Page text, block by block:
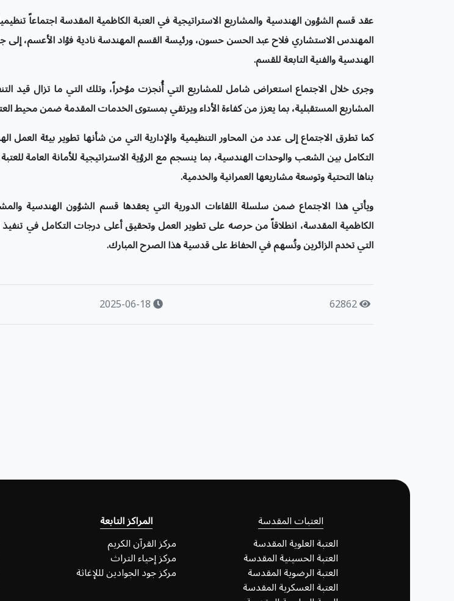
عقد قسم الشؤون الهندسية والمشاريع الاستراتيجية في العتبة الكاظمية المقدسة اجتماعاً
المهندس الاستشاري فلاح عبد الحسن حسون، ورئيسة القسم المهندسة نادية فؤاد الأعسم،
الهندسية والفنية التابعة للقسم.
وجرى خلال الاجتماع استعراض شامل للمشاريع التي أُنجزت مؤخراً، وتلك التي ما تزال قيد
المشاريع المستقبلية، بما يعزز من كفاءة الأداء ويرتقي بمستوى الخدمات المقدمة ضمن محيط
كما تطرق الاجتماع إلى عدد من المحاور التنظيمية والإدارية التي من شأنها تطوير بيئة
التكامل بين الشعب والوحدات الهندسية، بما ينسجم مع الرؤية الاستراتيجية للأمانة العامة
بناها التحتية وتوسعة مشاريعها العمرانية والخدمية.
ويأتي هذا الاجتماع ضمن سلسلة اللقاءات الدورية التي يعقدها قسم الشؤون الهندسية
الكاظمية المقدسة، انطلاقاً من حرصه على تطوير العمل وتحقيق أعلى درجات التكامل في تنفيذ
التي تخدم الزائرين وتُسهم في الحفاظ على قدسية هذا الصرح المبارك.
62862
2025-06-18
العتبات المقدسة
العتبة العلوية المقدسة
العتبة الحسينية المقدسة
العتبة الرضوية المقدسة
العتبة العسكرية المقدسة
المراكز التابعة
مركز القرآن الكريم
مركز إحياء التراث
مركز جود الجوادين لللإغاثة